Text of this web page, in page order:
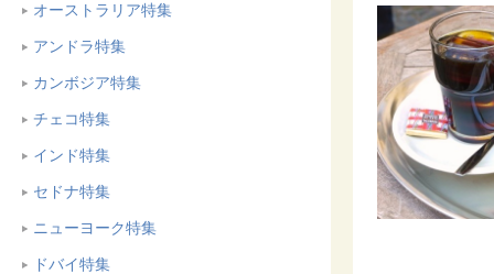
オーストラリア特集
アンドラ特集
カンボジア特集
チェコ特集
インド特集
セドナ特集
ニューヨーク特集
ドバイ特集